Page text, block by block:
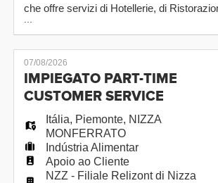
che offre servizi di Hotellerie, di
di Spa per clientela internazionale, ci ha
affidato l'incarico di individuare una
interessata a ricoprire il ruolo di
HOTEL da assumere a tempo
ruolo di FACCHINO HOTEL prevede: -
assistenza clienti della Strutt
07/08/2026
IMPIEGATO PART-TIME
CUSTOMER SERVICE
Itália, Piemonte, NIZZA
MONFERRATO
Indústria Alimentar
Apoio ao Cliente
NZZ - Filiale Relizont di Nizza